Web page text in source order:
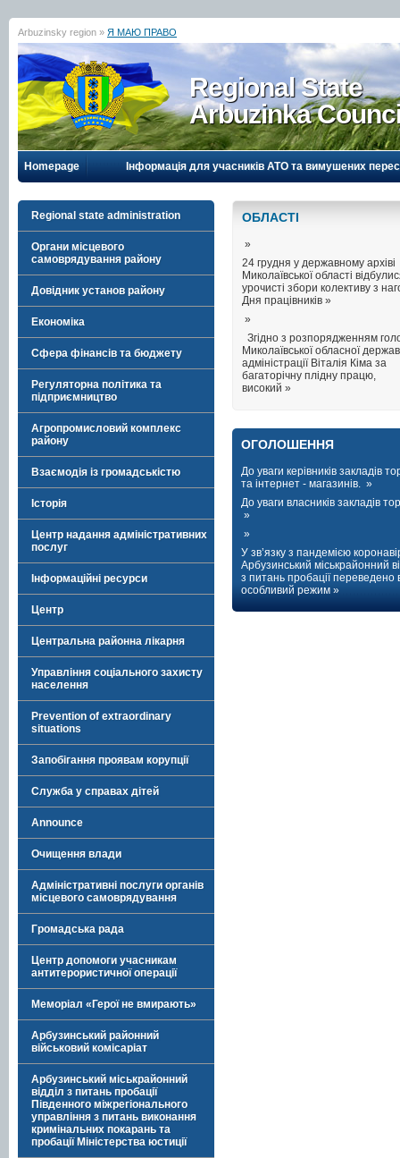
Arbuzinsky region » Я МАЮ ПРАВО
Regional State
Arbuzinka
Homepage Інформація для учасників АТО та вимушених
Regional state administration
Органи місцевого
самоврядування району
Довідник установ району
Економіка
Сфера фінансів та бюджету
Регуляторна політика та
підприємництво
Агропромисловий комплекс
району
Взаємодія із громадськістю
Історія
Центр надання адміністративних
послуг
Інформаційні ресурси
Центр
Центральна районна лікарня
Управління соціального захисту
населення
Prevention of extraordinary
situations
Запобігання проявам корупції
Служба у справах дітей
Announce
Очищення влади
Адміністративні послуги органів
місцевого самоврядування
Громадська рада
Центр допомоги учасникам
антитерористичної операції
Меморіал «Герої не вмирають»
Арбузинський районний
військовий комісаріат
Арбузинський міськрайонний
відділ з питань пробації
Південного міжрегіонального
управління з питань виконання
кримінальних покарань та
пробації Міністерства юстиції
ОБЛАСТI
»
24 грудня у державному архіві
Миколаївської області
урочисті збори колективу з
Дня працівників »
»
Згідно з розпорядженням
Миколаївської обласної
адміністрації Віталія Кіма за
багаторічну плідну працю,
високий »
ОГОЛОШЕННЯ
До уваги керівників закладів
та інтернет - магазинів. »
До уваги власників закладів
»
»
У зв’язку з пандемією
Арбузинський міськрайонний
з питань пробації переведено
особливий режим »